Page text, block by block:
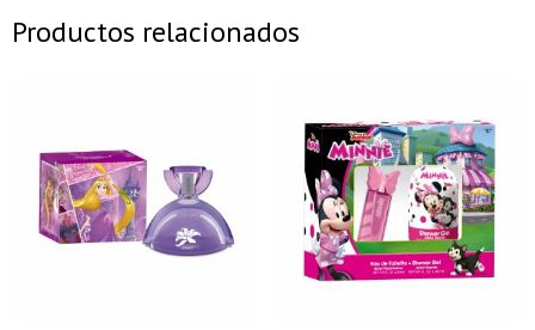
Productos relacionados